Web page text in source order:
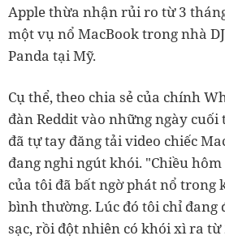
Apple thừa nhận rủi ro từ 3
một vụ nổ MacBook trong nhà
Panda tại Mỹ.
Cụ thể, theo chia sẻ của chính
đàn Reddit vào những ngày cuối
đã tự tay đăng tải video chiếc
đang nghi ngút khói. "Chiều
của tôi đã bất ngờ phát nổ trong
bình thường. Lúc đó tôi chỉ đang
sạc, rồi đột nhiên có khói xì ra